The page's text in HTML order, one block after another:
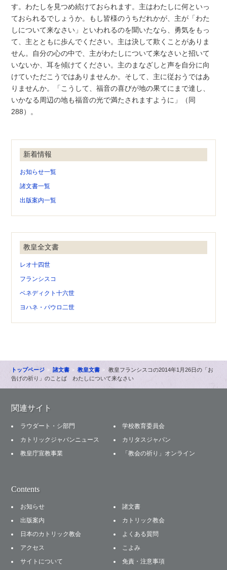
す。わたしを見つめ続けておられます。主はわたしに何といっ
ておられるでしょうか。もし皆様のうちだれかが、主が「わた
しについて来なさい」といわれるのを聞いたなら、勇気をもっ
て、主とともに歩んでください。主は決して欺くことがありま
せん。自分の心の中で、主がわたしについて来なさいと招いて
いないか、耳を傾けてください。主のまなざしと声を自分に向
けていただこうではありませんか。そして、主に従おうではあ
りませんか。「こうして、福音の喜びが地の果てにまで達し、
いかなる周辺の地も福音の光で満たされますように」（同
288）。
新着情報
お知らせ一覧
諸文書一覧
出版案内一覧
教皇全文書
レオ十四世
フランシスコ
ベネディクト十六世
ヨハネ・パウロ二世
トップページ 諸文書 教皇文書
教皇フランシスコの2014年1月26日の「お
告げの祈り」のことば わたしについて来なさい
関連サイト
ラウダート・シ部門
学校教育委員会
カトリックジャパンニュース
カリタスジャパン
教皇庁宣教事業
「教会の祈り」オンライン
Contents
お知らせ
諸文書
出版案内
カトリック教会
日本のカトリック教会
よくある質問
アクセス
こよみ
サイトについて
免責・注意事項